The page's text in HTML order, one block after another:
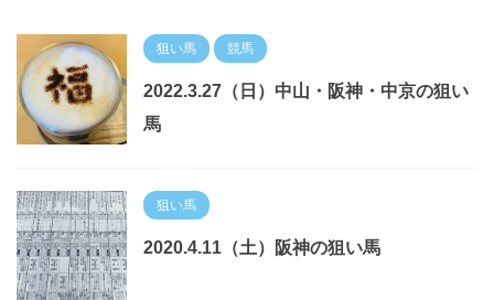
狙い馬 競馬
2022.3.27（日）中山・阪神・中京の狙い
馬
狙い馬
2020.4.11（土）阪神の狙い馬